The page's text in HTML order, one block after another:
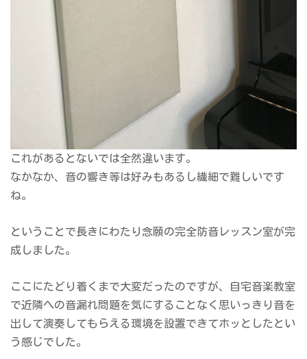
これがあるとないでは全然違います。
なかなか、音の響き等は好みもあるし繊細で難しいです
ね。
ということで長きにわたり念願の完全防音レッスン室が完
成しました。
ここにたどり着くまで大変だったのですが、自宅音楽教室
で近隣への音漏れ問題を気にすることなく思いっきり音を
出して演奏してもらえる環境を設置できてホッとしたとい
う感じでした。